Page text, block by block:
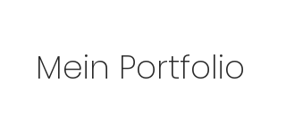
Mein Portfolio